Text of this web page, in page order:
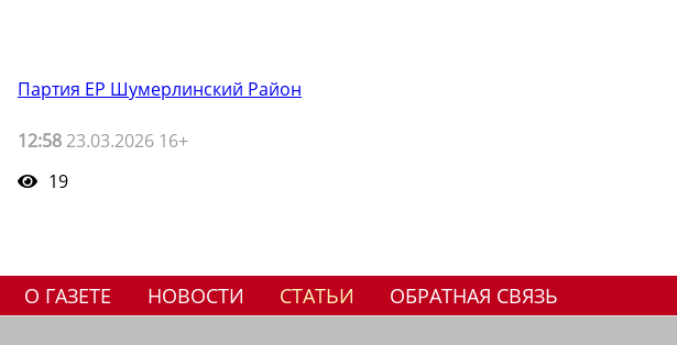
Партия ЕР Шумерлинский Район
12:58 23.03.2026 16+
19
О ГАЗЕТЕ НОВОСТИ СТАТЬИ ОБРАТНАЯ СВЯЗЬ